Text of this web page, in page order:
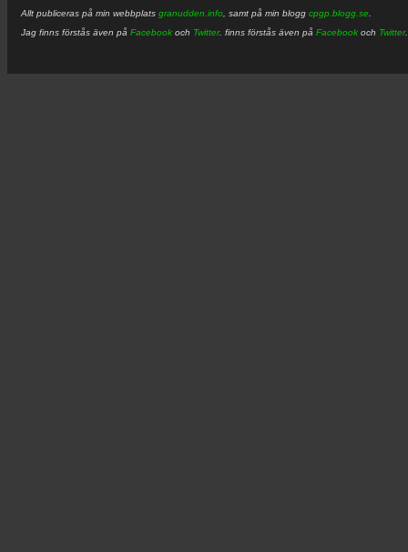
Allt publiceras på min webbplats granudden.info , samt på min blogg cpgp.blogg.se
Jag finns förstås även på Facebook och Twitter. finns förstås även på Facebook och Twitter.